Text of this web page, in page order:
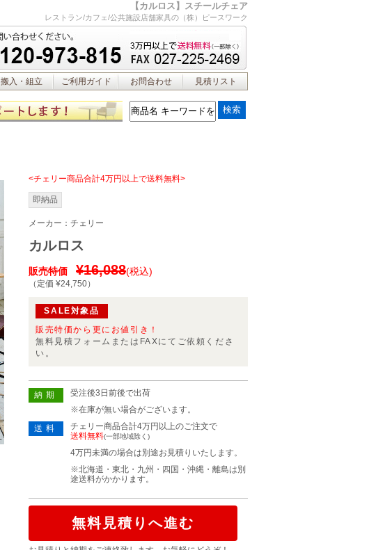
【カルロス】スチールチェア
レストラン/カフェ/公共施設店舗家具の（株）ピースワーク
搬入・組立 ご利用ガイド お問合わせ 見積リスト
<チェリー商品合計4万円以上で送料無料>
即納品
メーカー： チェリー
カルロス
販売特価 ¥16,088(税込)
（定価 ¥24,750）
SALE対象品
販売特価から更にお値引き！
無料見積フォームまたはFAXにてご依頼くださ
い。
納期
受注後3日前後で出荷
※在庫が無い場合がございます。
送料
チェリー商品合計4万円以上のご注文で
送料無料(一部地域除く)
4万円未満の場合は別途お見積りいたします。
※北海道・東北・九州・四国・沖縄・離島は別
途送料がかかります。
無料見積りへ進む